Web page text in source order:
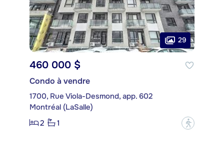
29
460 000 $
Condo à vendre
1700, Rue Viola-Desmond, app. 602
Montréal (LaSalle)
2
1 ?